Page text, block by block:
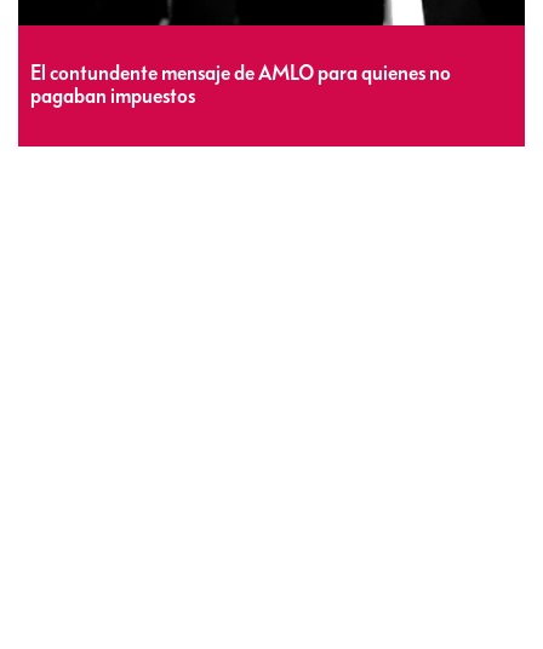
El contundente mensaje de AMLO para quienes no
pagaban impuestos